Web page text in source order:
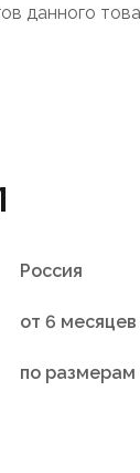
данного
Россия
от 6 месяцев
по размерам